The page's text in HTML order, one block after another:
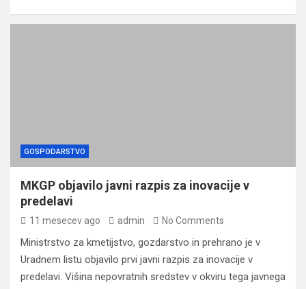
GOSPODARSTVO
MKGP objavilo javni razpis za inovacije v
predelavi
11 mesecev ago admin No Comments
Ministrstvo za kmetijstvo, gozdarstvo in prehrano je v
Uradnem listu objavilo prvi javni razpis za inovacije v
predelavi. Višina nepovratnih sredstev v okviru tega javnega